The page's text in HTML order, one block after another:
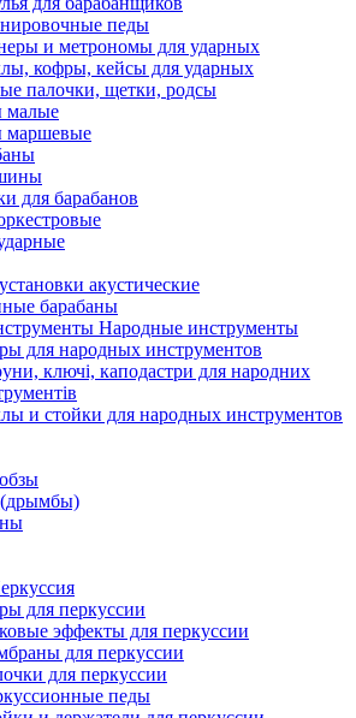
педы
и метрономы для ударных
кофры, кейсы для ударных
палочки, щетки, родсы
малые
маршевые
для барабанов
акустические
барабаны
Народные инструменты
для народных инструментов
ключі, каподастри для народних
и стойки для народных инструментов
для перкуссии
эффекты для перкуссии
для перкуссии
для перкуссии
педы